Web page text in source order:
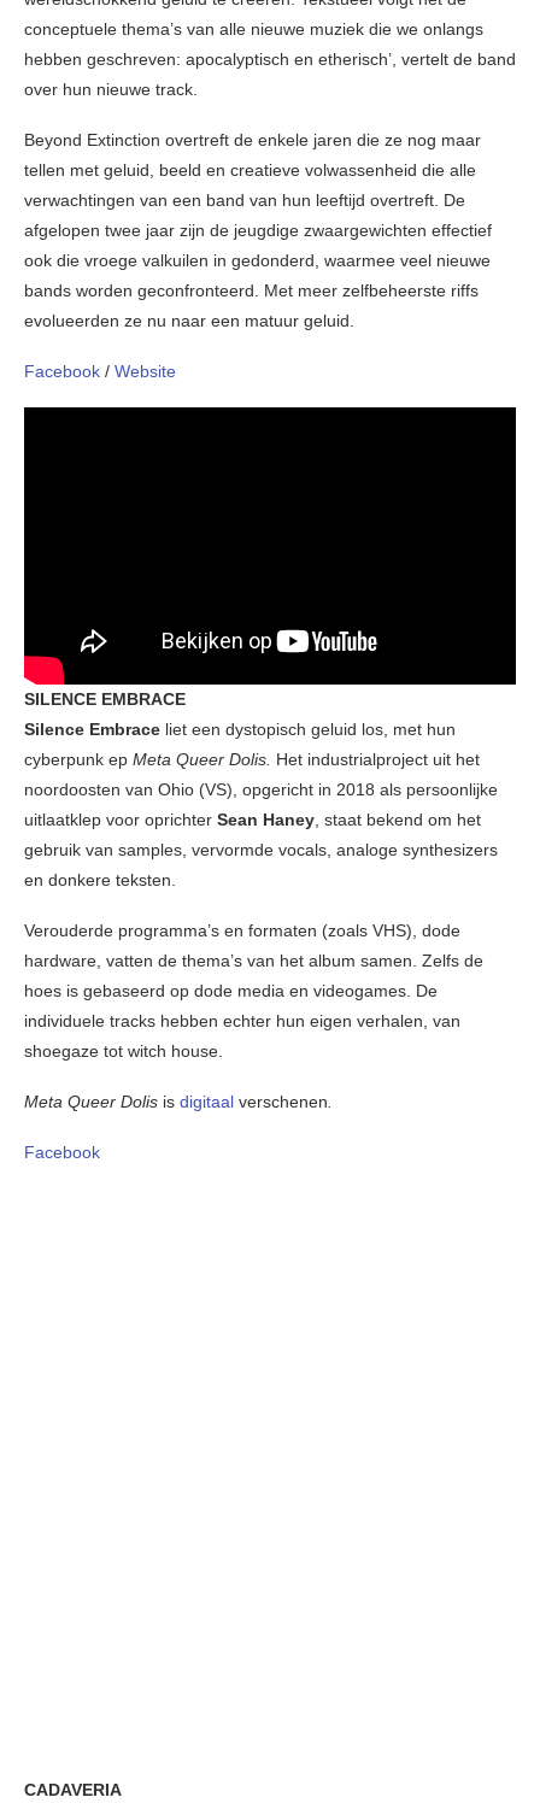
conceptuele thema’s van alle nieuwe muziek die we onlangs
hebben geschreven: apocalyptisch en etherisch’, vertelt de band
over hun nieuwe track.
Beyond Extinction overtreft de enkele jaren die ze nog maar
tellen met geluid, beeld en creatieve volwassenheid die alle
verwachtingen van een band van hun leeftijd overtreft. De
afgelopen twee jaar zijn de jeugdige zwaargewichten effectief
ook die vroege valkuilen in gedonderd, waarmee veel nieuwe
bands worden geconfronteerd. Met meer zelfbeheerste riffs
evolueerden ze nu naar een matuur geluid.
Facebook / Website
SILENCE EMBRACE
Silence Embrace liet een dystopisch geluid los, met hun
cyberpunk ep Meta Queer Dolis. Het industrialproject uit het
noordoosten van Ohio (VS), opgericht in 2018 als persoonlijke
uitlaatklep voor oprichter Sean Haney , staat bekend om het
gebruik van samples, vervormde vocals, analoge synthesizers
en donkere teksten.
Verouderde programma’s en formaten (zoals VHS), dode
hardware, vatten de thema’s van het album samen. Zelfs de
hoes is gebaseerd op dode media en videogames. De
individuele tracks hebben echter hun eigen verhalen, van
shoegaze tot witch house.
Meta Queer Dolis is digitaal verschenen
Facebook
CADAVERIA